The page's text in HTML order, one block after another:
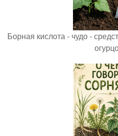
Борная кислота - чудо -